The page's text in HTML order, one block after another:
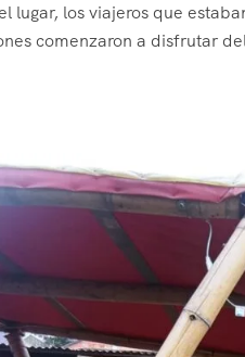
lugar, los viajeros que
comenzaron a disfrutar